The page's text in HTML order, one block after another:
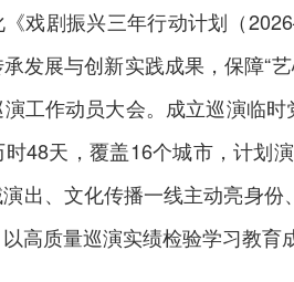
戏剧振兴三年行动计划（
发展与创新实践成果，保障“
工作动员大会。成立巡演临
48天，覆盖16个城市，计划
出、文化传播一线主动亮身
高质量巡演实绩检验学习教育